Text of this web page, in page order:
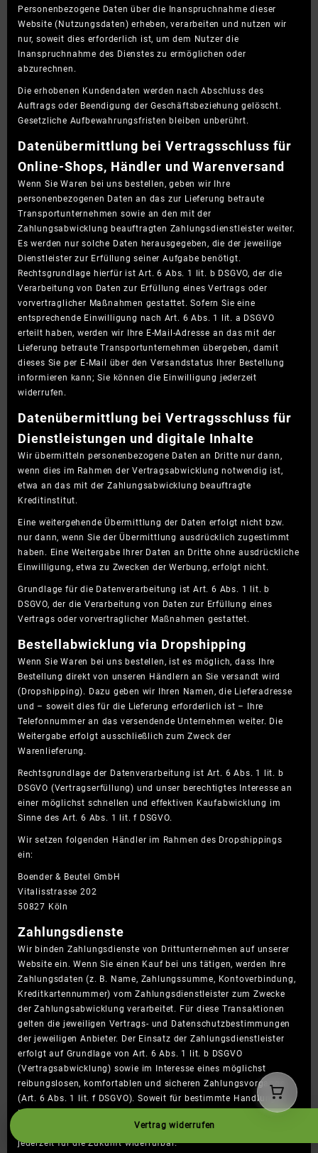
Personenbezogene Daten über die Inanspruchnahme dieser
Website (Nutzungsdaten) erheben, verarbeiten und nutzen wir
nur, soweit dies erforderlich ist, um dem Nutzer die
Inanspruchnahme des Dienstes zu ermöglichen oder
abzurechnen.
Die erhobenen Kundendaten werden nach Abschluss des
Auftrags oder Beendigung der Geschäftsbeziehung gelöscht.
Gesetzliche Aufbewahrungsfristen bleiben unberührt.
Daten­übermittlung bei Vertragsschluss für
Online-Shops, Händler und Warenversand
Wenn Sie Waren bei uns bestellen, geben wir Ihre
personenbezogenen Daten an das zur Lieferung betraute
Transportunternehmen sowie an den mit der
Zahlungsabwicklung beauftragten Zahlungsdienstleister weiter.
Es werden nur solche Daten herausgegeben, die der jeweilige
Dienstleister zur Erfüllung seiner Aufgabe benötigt.
Rechtsgrundlage hierfür ist Art. 6 Abs. 1 lit. b DSGVO, der die
Verarbeitung von Daten zur Erfüllung eines Vertrags oder
vorvertraglicher Maßnahmen gestattet. Sofern Sie eine
entsprechende Einwilligung nach Art. 6 Abs. 1 lit. a DSGVO
erteilt haben, werden wir Ihre E-Mail-Adresse an das mit der
Lieferung betraute Transportunternehmen übergeben, damit
dieses Sie per E-Mail über den Versandstatus Ihrer Bestellung
informieren kann; Sie können die Einwilligung jederzeit
widerrufen.
Daten­übermittlung bei Vertragsschluss für
Dienstleistungen und digitale Inhalte
Wir übermitteln personenbezogene Daten an Dritte nur dann,
wenn dies im Rahmen der Vertragsabwicklung notwendig ist,
etwa an das mit der Zahlungsabwicklung beauftragte
Kreditinstitut.
Eine weitergehende Übermittlung der Daten erfolgt nicht bzw.
nur dann, wenn Sie der Übermittlung ausdrücklich zugestimmt
haben. Eine Weitergabe Ihrer Daten an Dritte ohne ausdrückliche
Einwilligung, etwa zu Zwecken der Werbung, erfolgt nicht.
Grundlage für die Datenverarbeitung ist Art. 6 Abs. 1 lit. b
DSGVO, der die Verarbeitung von Daten zur Erfüllung eines
Vertrags oder vorvertraglicher Maßnahmen gestattet.
Bestellabwicklung via Dropshipping
Wenn Sie Waren bei uns bestellen, ist es möglich, dass Ihre
Bestellung direkt von unseren Händlern an Sie versandt wird
(Dropshipping). Dazu geben wir Ihren Namen, die Lieferadresse
und – soweit dies für die Lieferung erforderlich ist – Ihre
Telefonnummer an das versendende Unternehmen weiter. Die
Weitergabe erfolgt ausschließlich zum Zweck der
Warenlieferung.
Rechtsgrundlage der Datenverarbeitung ist Art. 6 Abs. 1 lit. b
DSGVO (Vertragserfüllung) und unser berechtigtes Interesse an
einer möglichst schnellen und effektiven Kaufabwicklung im
Sinne des Art. 6 Abs. 1 lit. f DSGVO.
Wir setzen folgenden Händler im Rahmen des Dropshippings
ein:
Boender & Beutel GmbH
Vitalisstrasse 202
50827 Köln
Zahlungsdienste
Wir binden Zahlungsdienste von Drittunternehmen auf unserer
Website ein. Wenn Sie einen Kauf bei uns tätigen, werden Ihre
Zahlungsdaten (z. B. Name, Zahlungssumme, Kontoverbindung,
Kreditkartennummer) vom Zahlungsdienstleister zum Zwecke
der Zahlungsabwicklung verarbeitet. Für diese Transaktionen
gelten die jeweiligen Vertrags- und Datenschutzbestimmungen
der jeweiligen Anbieter. Der Einsatz der Zahlungsdienstleister
erfolgt auf Grundlage von Art. 6 Abs. 1 lit. b DSGVO
(Vertragsabwicklung) sowie im Interesse eines möglichst
reibungslosen, komfortablen und sicheren Zahlungsvorgangs
(Art. 6 Abs. 1 lit. f DSGVO). Soweit für bestimmte Handlungen
Ihre Einwilligung abgefragt wird, ist Art. 6 Abs. 1 lit. a DSGVO
Rechtsgrundlage der Datenverarbeitung; Einwilligungen sind
jederzeit für die Zukunft widerrufbar.
Vertrag widerrufen